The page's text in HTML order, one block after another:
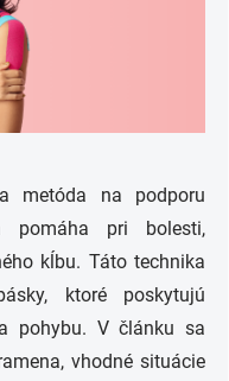
metóda na podporu
pomáha pri bolesti,
kĺbu. Táto technika
ktoré poskytujú
pohybu. V článku sa
vhodné situácie